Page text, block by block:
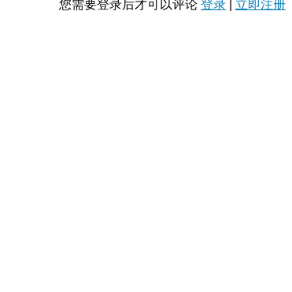
您需要登录后才可以评论 登录 立即注册